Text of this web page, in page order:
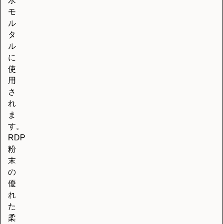
モ
ル
タ
ル
に
使
用
さ
れ
ま
す。
RDP
粉
末
の
優
れ
た
柔